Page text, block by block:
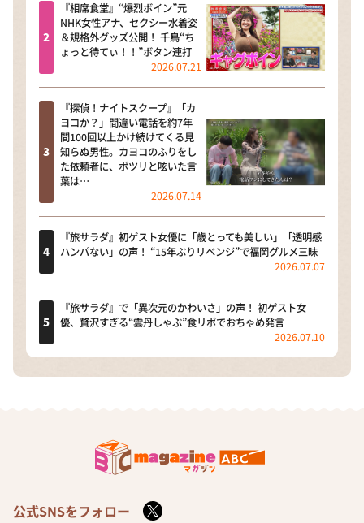
『相席食堂』“爆烈ボイン”元
NHK女性アナ、セクシー水着姿
＆規格外グッズ公開！ 千鳥“ち
ょっと待てぃ！！”ボタン連打
2026.07.21
『探偵！ナイトスクープ』「カ
ヨコか？」間違い電話を約7年
間100回以上かけ続けてくる見
知らぬ男性。カヨコのふりをし
た依頼者に、ポツリと呟いた言
葉は…
2026.07.14
『旅サラダ』初ゲスト女優に「歳とっても美しい」「透明感
ハンパない」の声！ “15年ぶりリベンジ”で福岡グルメ三昧
2026.07.07
『旅サラダ』で「異次元のかわいさ」の声！ 初ゲスト女
優、贅沢すぎる“雲丹しゃぶ”食リポでおちゃめ発言
2026.07.10
公式SNSをフォロー